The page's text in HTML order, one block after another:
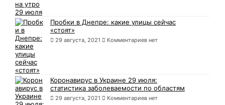
Пробки в Днепре: какие улицы сейчас
«стоят»
29 августа, 2021 Комментариев нет
Коронавирус в Украине 29 июля:
статистика заболеваемости по областям
29 августа, 2021 Комментариев нет